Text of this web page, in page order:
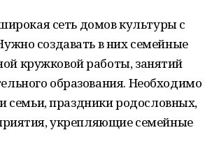
сеть домов культуры с
создавать в них семейные
кружковой работы, занятий
образования. Необходимо
семьи, праздники родословных,
укрепляющие семейные